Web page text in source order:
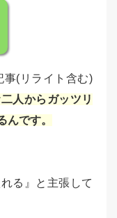
事(リライト含む)
人からガッツリ
んです。
る』と主張して